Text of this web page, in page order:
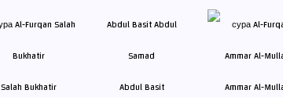
Salah Bukhatir Abdul Basit Ammar Al-